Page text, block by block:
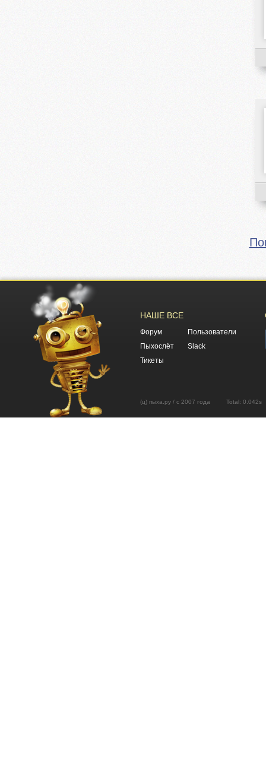
НАШЕ ВСЕ
Форум
Пользователи
Пыхослёт
Slack
Тикеты
(ц) пыха.ру / с 2007 года Total: